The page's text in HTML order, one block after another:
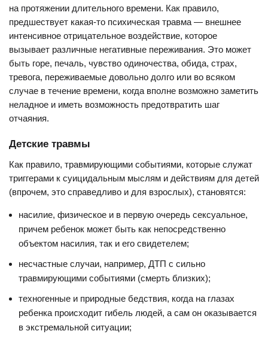
на протяжении длительного времени. Как правило,
предшествует какая-то психическая травма — внешнее
интенсивное отрицательное воздействие, которое
вызывает различные негативные переживания. Это может
быть горе, печаль, чувство одиночества, обида, страх,
тревога, переживаемые довольно долго или во всяком
случае в течение времени, когда вполне возможно заметить
неладное и иметь возможность предотвратить шаг
отчаяния.
Детские травмы
Как правило, травмирующими событиями, которые служат
триггерами к суицидальным мыслям и действиям для детей
(впрочем, это справедливо и для взрослых), становятся:
насилие, физическое и в первую очередь сексуальное,
причем ребенок может быть как непосредственно
объектом насилия, так и его свидетелем;
несчастные случаи, например, ДТП с сильно
травмирующими событиями (смерть близких);
техногенные и природные бедствия, когда на глазах
ребенка происходит гибель людей, а сам он оказывается
в экстремальной ситуации;